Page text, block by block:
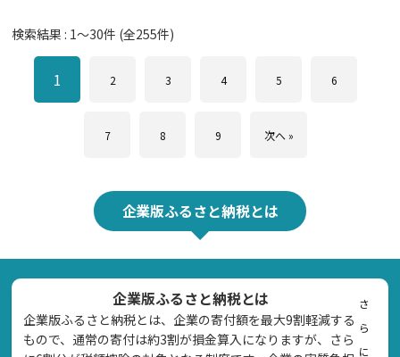
検索結果 : 1～30件 (全255件)
1 2 3 4 5 6
7 8 9 次へ »
企業版ふるさと納税とは
企業版ふるさと納税とは
企業版ふるさと納税とは、企業の寄付額を最大9割軽減する
もので、通常の寄付は約3割が損金算入になりますが、さら
さ
ら
に